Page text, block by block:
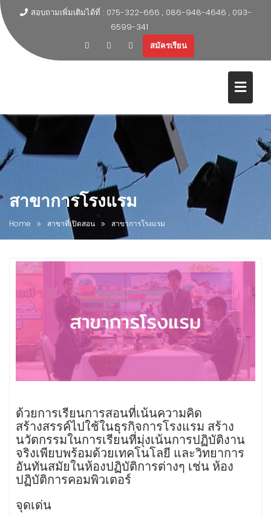
สอบถามเพิ่มเติมได้ที่ : 075-322-666 , 086-948-4646 , 093-
6599-341
สมัครเรียน
สาขาการโรงแรม
Home สาขาที่เปิดสอน สาขาการโรงแรม
ด้วยการเรียนการสอนที่เน้นความคิด
สร้างสรรค์ไปใช้ในธุรกิจการโรงแรม สร้าง
นวัตกรรมในการเรียนที่มุ่งเน้นการปฏิบัติงาน
จริงเพียบพร้อมด้วยเทคโนโลยี และวิทยาการ
อันทันสมัยในห้องปฏิบัติการต่างๆ เช่น ห้อง
ปฏิบัติการคอมพิวเตอร์
จุดเด่น